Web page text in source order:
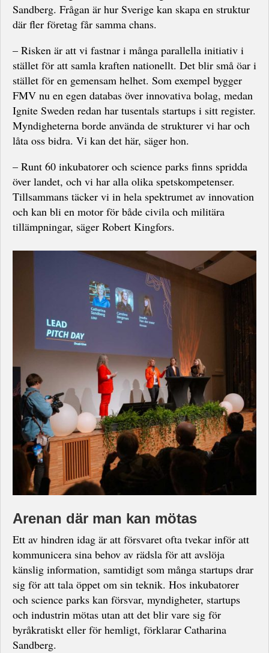
Sandberg. Frågan är hur Sverige kan skapa en struktur
där fler företag får samma chans.
– Risken är att vi fastnar i många parallella initiativ i
stället för att samla kraften nationellt. Det blir små öar i
stället för en gemensam helhet. Som exempel bygger
FMV nu en egen databas över innovativa bolag, medan
Ignite Sweden redan har tusentals startups i sitt register.
Myndigheterna borde använda de strukturer vi har och
låta oss bidra. Vi kan det här, säger hon.
– Runt 60 inkubatorer och science parks finns spridda
över landet, och vi har alla olika spetskompetenser.
Tillsammans täcker vi in hela spektrumet av innovation
och kan bli en motor för både civila och militära
tillämpningar, säger Robert Kingfors.
Arenan där man kan mötas
Ett av hindren idag är att försvaret ofta tvekar inför att
kommunicera sina behov av rädsla för att avslöja
känslig information, samtidigt som många startups drar
sig för att tala öppet om sin teknik. Hos inkubatorer
och science parks kan försvar, myndigheter, startups
och industrin mötas utan att det blir vare sig för
byråkratiskt eller för hemligt, förklarar Catharina
Sandberg.